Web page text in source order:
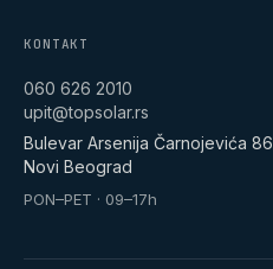
KONTAKT
060 626 2010
upit@topsolar.rs
Bulevar Arsenija Čarnojevića 86
Novi Beograd
PON–PET · 09–17h